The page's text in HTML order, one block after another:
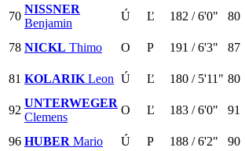
70
NISSNER
Benjamin
Ú Ľ 182 / 6'0" 80
78 NICKL Thimo O P 191 / 6'3" 87
81 KOLARIK Leon Ú Ľ 180 / 5'11" 80
92
UNTERWEGER
Clemens
O Ľ 183 / 6'0" 91
96 HUBER Mario Ú P 188 / 6'2" 90